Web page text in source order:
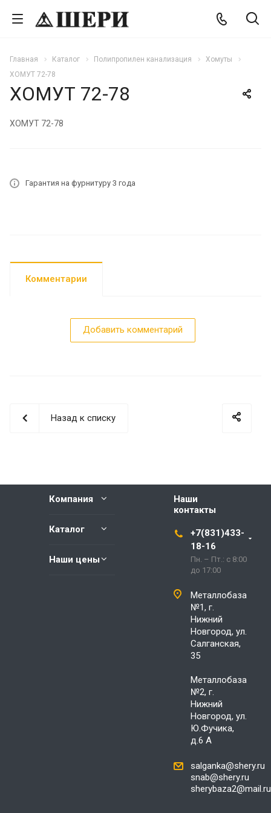
Главная Каталог Полипропилен канализация
Хомуты
ХОМУТ 72-78
ХОМУТ 72-78
ХОМУТ 72-78
Гарантия на фурнитуру 3 года
Комментарии
Добавить комментарий
Назад к списку
Компания
Каталог
Наши цены
Наши
контакты
+7(831)433-
18-16
Пн. – Пт.: с 8:00
до 17:00
Металлобаза
№1, г.
Нижний
Новгород, ул.
Салганская,
35
Металлобаза
№2, г.
Нижний
Новгород, ул.
Ю.Фучика,
д.6 А
salganka@shery.ru
snab@shery.ru
sherybaza2@mail.ru